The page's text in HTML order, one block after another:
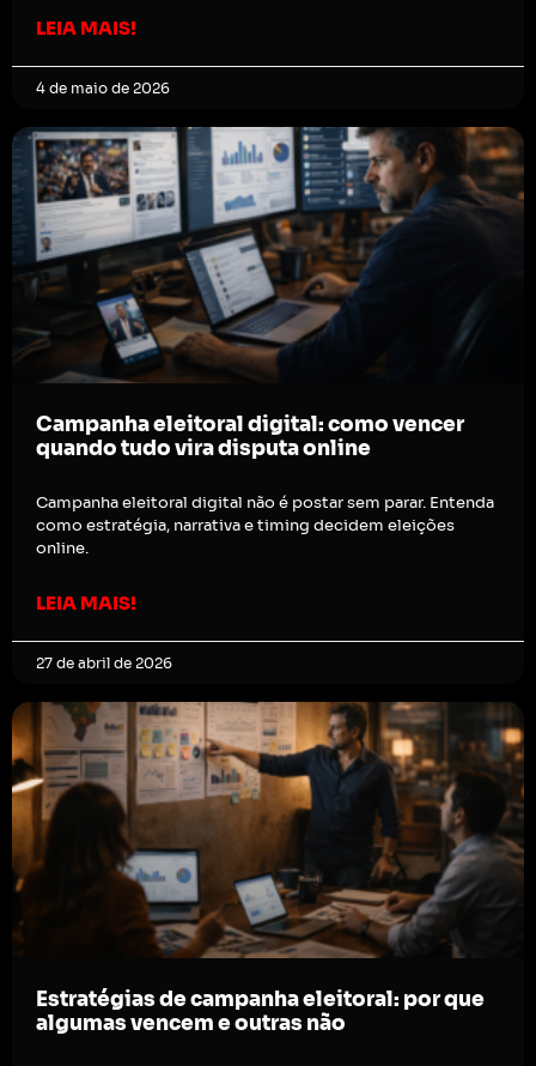
LEIA MAIS!
4 de maio de 2026
Campanha eleitoral digital: como vencer
quando tudo vira disputa online
Campanha eleitoral digital não é postar sem parar. Entenda
como estratégia, narrativa e timing decidem eleições
online.
LEIA MAIS!
27 de abril de 2026
Estratégias de campanha eleitoral: por que
algumas vencem e outras não